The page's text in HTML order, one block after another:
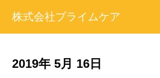
株式会社プライムケア
2019年 5月 16日